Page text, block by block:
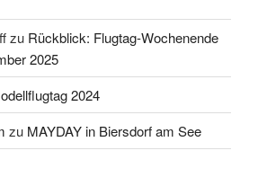
zu Rückblick: Flugtag-Wochenende
2025
2024
zu MAYDAY in Biersdorf am See